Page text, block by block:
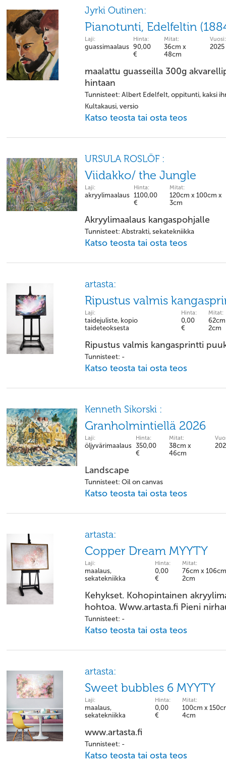
Jyrki Outinen:
Pianotunti, Edelfeltin
Laji:
guassimaalaus
Hinta:
90,00
€
Mitat:
36cm x
48cm
Vuosi:
2025
maalattu guasseilla 300g
hintaan
Tunnisteet: Albert Edelfelt, oppitunti, kaksi
Kultakausi, versio
Katso teosta tai osta teos
URSULA ROSLÖF :
Viidakko/ the Jungle
Laji:
akryylimaalaus
Hinta:
1100,00
€
Mitat:
120cm x 100cm x
3cm
Akryylimaalaus kangaspohjalle
Tunnisteet: Abstrakti, sekatekniikka
Katso teosta tai osta teos
artasta:
Ripustus valmis
Laji:
taidejuliste, kopio
taideteoksesta
Hinta:
0,00
€
Mitat:
2cm
Ripustus valmis kangasprintti
Tunnisteet: -
Katso teosta tai osta teos
Kenneth Sikorski :
Granholmintiellä 2026
Laji:
öljyvärimaalaus
Hinta:
350,00
€
Mitat:
38cm x
46cm
Landscape
Tunnisteet: Oil on canvas
Katso teosta tai osta teos
artasta:
Copper Dream MYYTY
Laji:
maalaus,
sekatekniikka
Hinta:
0,00
€
Mitat:
76cm x
2cm
Kehykset. Kohopintainen
hohtoa. Www.artasta.fi Pieni
Tunnisteet: -
Katso teosta tai osta teos
artasta:
Sweet bubbles 6 MYYTY
Laji:
maalaus,
sekatekniikka
Hinta:
0,00
€
Mitat:
100cm x
4cm
www.artasta.fi
Tunnisteet: -
Katso teosta tai osta teos